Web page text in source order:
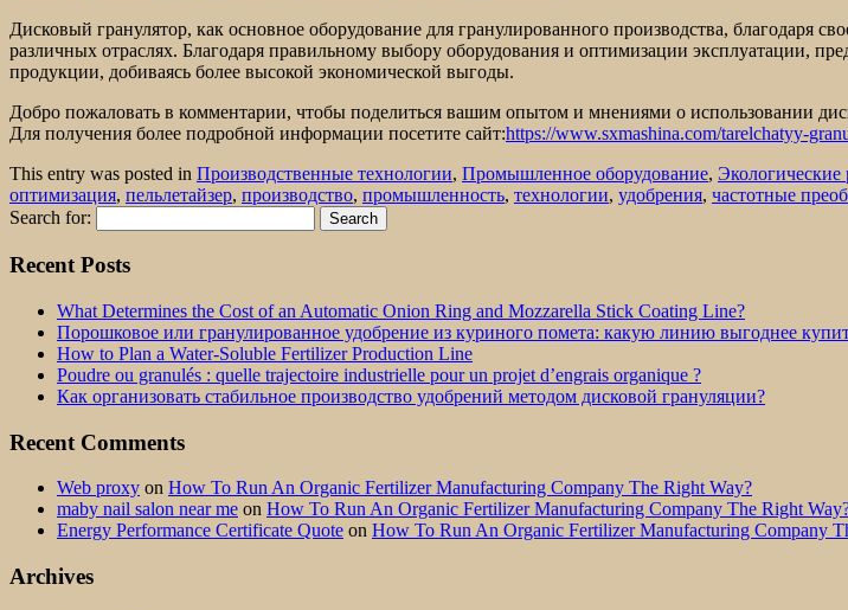
Дисковый гранулятор, как основное оборудование для гранулированного производства, благодаря
различных отраслях. Благодаря правильному выбору оборудования и оптимизации эксплуатации,
продукции, добиваясь более высокой экономической выгоды.
Добро пожаловать в комментарии, чтобы поделиться вашим опытом и мнениями о использовании
Для получения более подробной информации посетите сайт:https://www.sxmashina.com/tarelchatyy-
This entry was posted in Производственные технологии, Промышленное оборудование,
оптимизация, пельлетайзер, производство, промышленность, технологии, удобрения, частотные
Search for:
Recent Posts
What Determines the Cost of an Automatic Onion Ring and Mozzarella Stick Coating Line?
Порошковое или гранулированное удобрение из куриного помета: какую линию выгоднее
How to Plan a Water-Soluble Fertilizer Production Line
Poudre ou granulés : quelle trajectoire industrielle pour un projet d’engrais organique ?
Как организовать стабильное производство удобрений методом дисковой грануляции?
Recent Comments
Web proxy on How To Run An Organic Fertilizer Manufacturing Company The Right Way?
maby nail salon near me on How To Run An Organic Fertilizer Manufacturing Company The Right
Energy Performance Certificate Quote on How To Run An Organic Fertilizer Manufacturing Company
Archives